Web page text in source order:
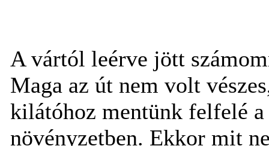
A vártól leérve jött
Maga az út nem volt
kilátóhoz mentünk felfelé a
növényzetben. Ekkor mit